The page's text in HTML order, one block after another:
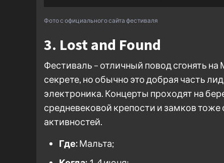
Фото с официального сайта фестиваля
3. Lost and Found
Фестиваль – отличный повод сгонять
секрете, но обычно это добрая часть
электроника. Концерты проходят на
средневековой крепости и замков
активностей.
Где:Мальта;